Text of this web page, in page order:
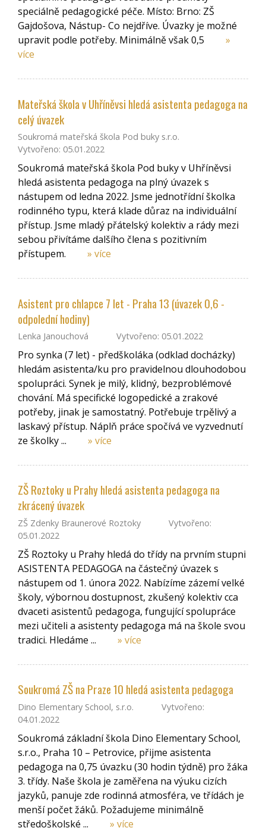
speciálně pedagogické péče. Místo: Brno: ZŠ
Gajdošova, Nástup- Co nejdříve. Úvazky je možné
upravit podle potřeby. Minimálně však 0,5
»
více
Mateřská škola v Uhříněvsi hledá asistenta pedagoga na
celý úvazek
Soukromá mateřská škola Pod buky s.r.o.
Vytvořeno: 05.01.2022
Soukromá mateřská škola Pod buky v Uhříněvsi
hledá asistenta pedagoga na plný úvazek s
nástupem od ledna 2022. Jsme jednotřídní školka
rodinného typu, která klade důraz na individuální
přístup. Jsme mladý přátelský kolektiv a rády mezi
sebou přivítáme dalšího člena s pozitivním
přístupem.
» více
Asistent pro chlapce 7 let - Praha 13 (úvazek 0,6 -
odpolední hodiny)
Lenka Janouchová Vytvořeno: 05.01.2022
Pro synka (7 let) - předškoláka (odklad docházky)
hledám asistenta/ku pro pravidelnou dlouhodobou
spolupráci. Synek je milý, klidný, bezproblémové
chování. Má specifické logopedické a zrakové
potřeby, jinak je samostatný. Potřebuje trpělivý a
laskavý přístup. Náplň práce spočívá ve vyzvednutí
ze školky ...
» více
ZŠ Roztoky u Prahy hledá asistenta pedagoga na
zkrácený úvazek
ZŠ Zdenky Braunerové Roztoky
Vytvořeno:
05.01.2022
ZŠ Roztoky u Prahy hledá do třídy na prvním stupni
ASISTENTA PEDAGOGA na částečný úvazek s
nástupem od 1. února 2022. Nabízíme zázemí velké
školy, výbornou dostupnost, zkušený kolektiv cca
dvaceti asistentů pedagoga, fungující spolupráce
mezi učiteli a asistenty pedagoga má na škole svou
tradici. Hledáme ...
» více
Soukromá ZŠ na Praze 10 hledá asistenta pedagoga
Dino Elementary School, s.r.o.
Vytvořeno:
04.01.2022
Soukromá základní škola Dino Elementary School,
s.r.o., Praha 10 – Petrovice, přijme asistenta
pedagoga na 0,75 úvazku (30 hodin týdně) pro žáka
3. třídy. Naše škola je zaměřena na výuku cizích
jazyků, panuje zde rodinná atmosféra, ve třídách je
menší počet žáků. Požadujeme minimálně
středoškolské ...
» více